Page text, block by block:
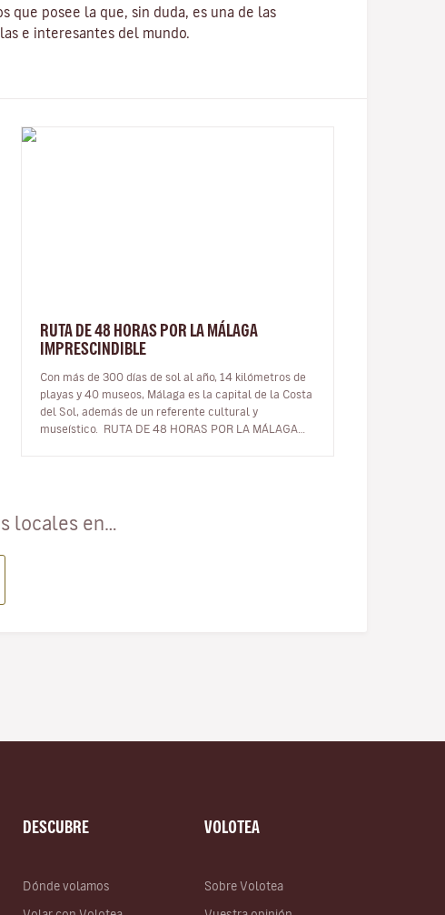
que posee la que, sin duda, es una de las
e interesantes del mundo.
RUTA DE 48 HORAS POR LA MÁLAGA
IMPRESCINDIBLE
Con más de 300 días de sol al año, 14 kilómetros de
playas y 40 museos, Málaga es la capital de la Costa
del Sol, además de un referente cultural y
museístico. RUTA DE 48 HORAS POR LA MÁLAGA
locales en…
DESCUBRE
Dónde volamos
VOLOTEA
Sobre Volotea